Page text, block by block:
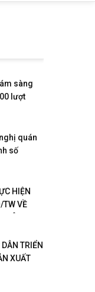
sàng
lượt
quán
số
định số
HIỆN
TW VỀ
CÔNG
TRIỂN
XUẤT